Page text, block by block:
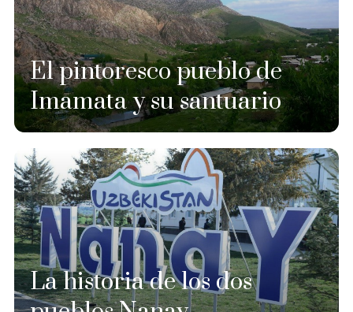
El pintoresco pueblo de
Imamata y su santuario
La historia de los dos